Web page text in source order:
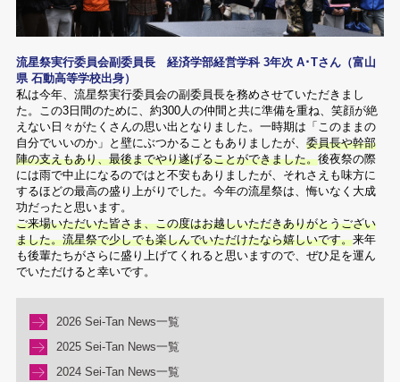
流星祭実行委員会副委員長 経済学部経営学科 3年次 A･Tさん（富山
県 石動高等学校出身）
私は今年、流星祭実行委員会の副委員長を務めさせていただきまし
た。この3日間のために、約300人の仲間と共に準備を重ね、笑顔が絶
えない日々がたくさんの思い出となりました。一時期は「このままの
自分でいいのか」と壁にぶつかることもありましたが、 委員長や幹部
陣の支えもあり、最後までやり遂げることができました。後夜祭の際
には雨で中止になるのではと不安もありましたが、それさえも味方に
するほどの最高の盛り上がりでした。今年の流星祭は、悔いなく大成
功だったと思います。
ご来場いただいた皆さま、この度はお越しいただきありがとうござい
ました。流星祭で少しでも楽しんでいただけたなら嬉しいです。来年
も後輩たちがさらに盛り上げてくれると思いますので、ぜひ足を運ん
でいただけると幸いです。
2026 Sei-Tan News一覧
2025 Sei-Tan News一覧
2024 Sei-Tan News一覧